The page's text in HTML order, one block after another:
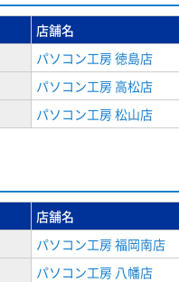
店舗名
パソコン工房 徳島店
パソコン工房 高松店
パソコン工房 松山店
店舗名
パソコン工房 福岡南店
パソコン工房 八幡店